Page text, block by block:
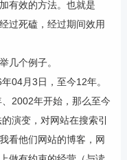
有效的方法。也就是
过死磕，经过期间效用
几个例子。
04月3日，至今12年。
2002年开始，那么至今
演变，对网站在搜索引
看他们网站的博客，网